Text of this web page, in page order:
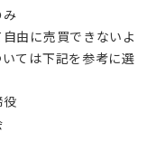
由に売買できないよ
ては下記を参考に選
役